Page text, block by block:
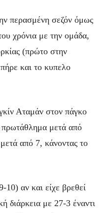
περασμένη σεζόν όμως
χρόνια με την ομάδα,
(πρώτο στην
και το κυπελο
Αταμάν στον πάγκο
πρωτάθλημα μετά από
από 7, κάνοντας το
10) αν και είχε βρεθεί
διάρκεια με 27-3 έναντι